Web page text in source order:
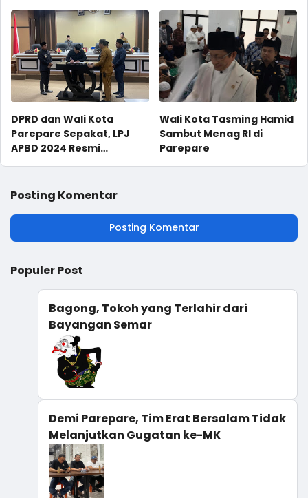
DPRD dan Wali Kota
Parepare Sepakat, LPJ
APBD 2024 Resmi
Wali Kota Tasming Hamid
Sambut Menag RI di
Parepare
Posting Komentar
Posting Komentar
Populer Post
Bagong, Tokoh yang Terlahir dari
Bayangan Semar
Demi Parepare, Tim Erat Bersalam Tidak
Melanjutkan Gugatan ke-MK